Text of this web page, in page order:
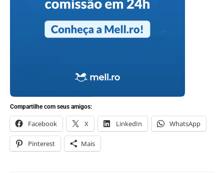
Compartilhe com seus amigos:
Facebook X LinkedIn WhatsApp
Pinterest Mais